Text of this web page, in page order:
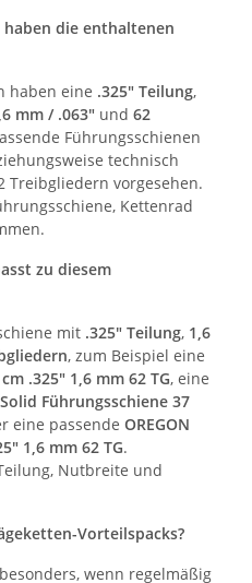
die enthaltenen
haben eine .325" Teilung,
mm / .063" und 62
Führungsschienen
technisch
Treibgliedern vorgesehen.
Kettenrad
zu diesem
mit .325" Teilung, 1,6
, zum Beispiel eine
.325" 1,6 mm 62 TG, eine
Führungsschiene 37
eine passende OREGON
1,6 mm 62 TG.
Nutbreite und
Vorteilspacks?
wenn regelmäßig